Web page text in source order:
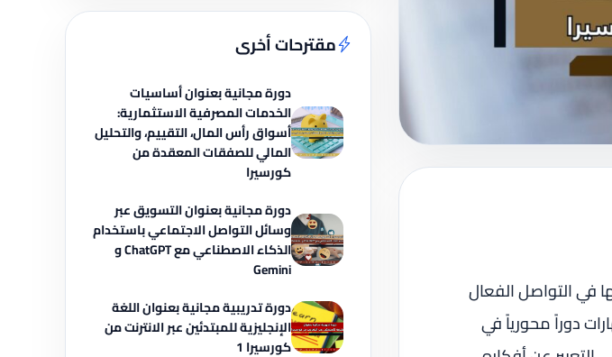
في التواصل الفعال
دوراً محورياً في
مقترحات أخرى
دورة مجانية بعنوان أساسيات
الخدمات المصرفية الاستثمارية:
أسواق رأس المال، التقييم، والتحليل
المالي للصفقات المعقدة من
كورسيرا
دورة مجانية بعنوان التسويق عبر
وسائل التواصل الاجتماعي باستخدام
الذكاء الاصطناعي مع ChatGPT و
Gemini
دورة تدريبية مجانية بعنوان اللغة
الإنجليزية للمبتدئين عبر الانترنت من
كورسيرا 1